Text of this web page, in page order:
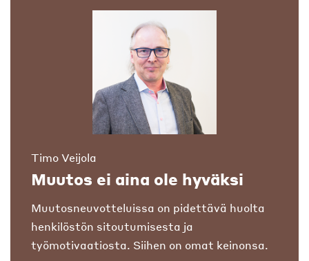
Timo Veijola
Muutos ei aina ole hyväksi
Muutosneuvotteluissa on pidettävä huolta
henkilöstön sitoutumisesta ja
työmotivaatiosta. Siihen on omat keinonsa.